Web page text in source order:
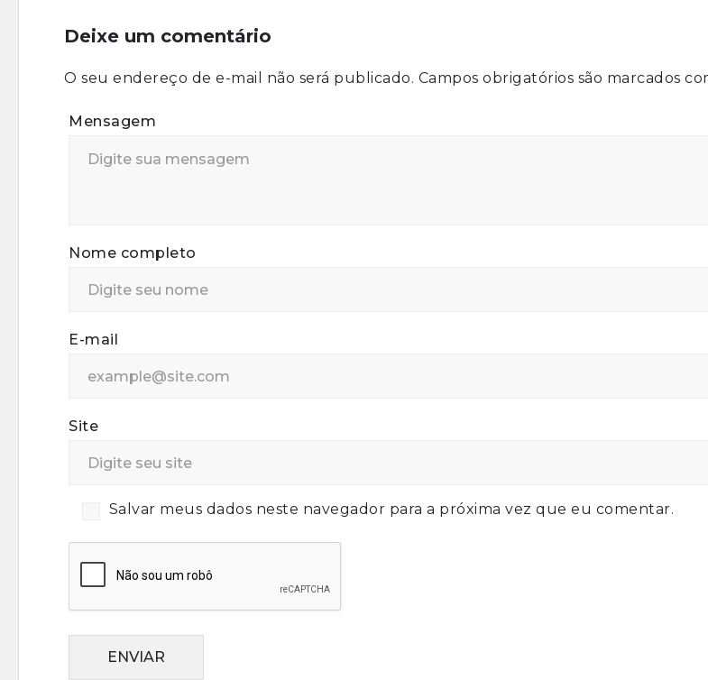
Deixe um comentário
O seu endereço de e-mail não será publicado. Campos obrigatórios são marcados
Mensagem
Nome completo
E-mail
Site
Salvar meus dados neste navegador para a próxima vez que eu comentar.
ENVIAR